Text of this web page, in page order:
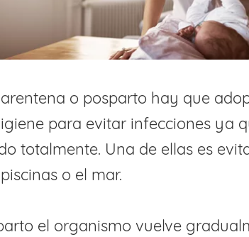
o posparto hay que
para evitar infecciones ya
totalmente. Una de ellas es
o el mar.
el organismo vuelve